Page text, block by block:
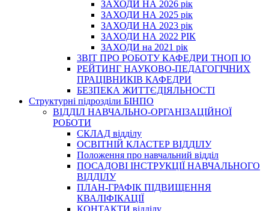
ЗАХОДИ НА 2026 рік
ЗАХОДИ НА 2025 рік
ЗАХОДИ НА 2023 рік
ЗАХОДИ НА 2022 РІК
ЗАХОДИ на 2021 рік
3BIT ПРО РОБОТУ КАФЕДРИ ТНОП ІО
РЕЙТИНГ НАУКОВО-ПЕДАГОГІЧНИХ
ПРАЦІВНИКІВ КАФЕДРИ
БЕЗПЕКА ЖИТТЄДІЯЛЬНОСТІ
Структурні підрозділи БІНПО
ВІДДІЛ НАВЧАЛЬНО-ОРГАНІЗАЦІЙНОЇ
РОБОТИ
СКЛАД відділу
ОСВІТНІЙ КЛАСТЕР ВІДДІЛУ
Положення про навчальний вiддiл
ПОСАДОВІ ІНСТРУКЦІЇ НАВЧАЛЬНОГО
ВІДДІЛУ
ПЛАН-ГРАФІК ПІДВИЩЕННЯ
КВАЛІФІКАЦІЇ
КОНТАКТИ відділу